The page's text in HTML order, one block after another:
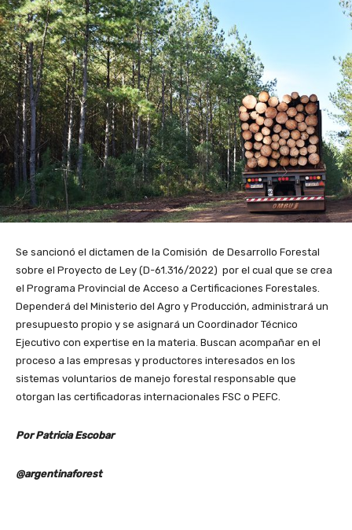
Se sancionó el dictamen de la Comisión de Desarrollo Forestal
sobre el Proyecto de Ley (D-61.316/2022) por el cual que se crea
el Programa Provincial de Acceso a Certificaciones Forestales.
Dependerá del Ministerio del Agro y Producción, administrará un
presupuesto propio y se asignará un Coordinador Técnico
Ejecutivo con expertise en la materia. Buscan acompañar en el
proceso a las empresas y productores interesados en los
sistemas voluntarios de manejo forestal responsable que
otorgan las certificadoras internacionales FSC o PEFC.
Por Patricia Escobar
@argentinaforest